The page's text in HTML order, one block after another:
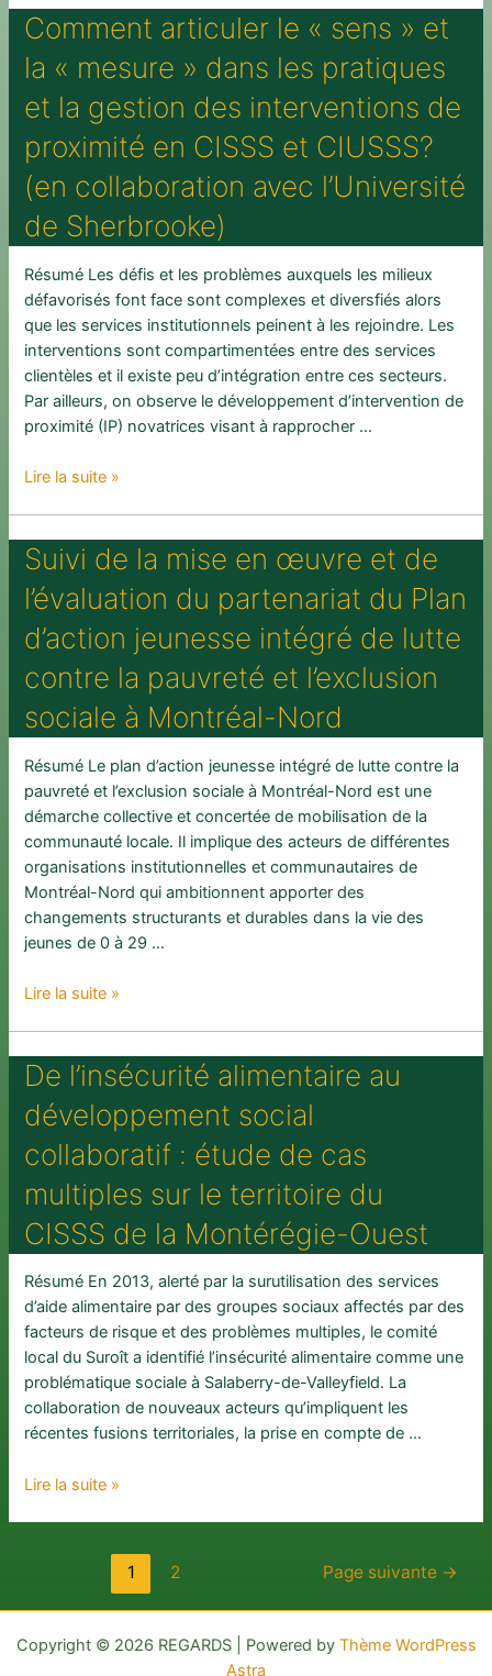
premières
années
de
de
l’enfant
d’une
intersectorielle
visant
le
développement
global
d’enfants
de
0
à
5
ans
vivant
en
situation
de
Comment articuler le « sens » et
la « mesure » dans les pratiques
et la gestion des interventions de
proximité en CISSS et CIUSSS?
(en collaboration avec l’Université
de Sherbrooke)
Résumé Les défis et les problèmes auxquels les milieux
défavorisés font face sont complexes et diversfiés alors
que les services institutionnels peinent à les rejoindre. Les
interventions sont compartimentées entre des services
clientèles et il existe peu d’intégration entre ces secteurs.
Par ailleurs, on observe le développement d’intervention de
proximité (IP) novatrices visant à rapprocher …
Comment
«
et
la
«
mesure
»
dans
pratiques
gestion
interventions
de
CISSS
et
CIUSSS?
(en
collaboration
avec
l’Université
de
Sherbrooke)
Lire la suite »
Suivi de la mise en œuvre et de
l’évaluation du partenariat du Plan
d’action jeunesse intégré de lutte
contre la pauvreté et l’exclusion
sociale à Montréal-Nord
Résumé Le plan d’action jeunesse intégré de lutte contre la
pauvreté et l’exclusion sociale à Montréal-Nord est une
démarche collective et concertée de mobilisation de la
communauté locale. Il implique des acteurs de différentes
organisations institutionnelles et communautaires de
Montréal-Nord qui ambitionnent apporter des
changements structurants et durables dans la vie des
jeunes de 0 à 29 …
Suivi
mise
œuvre
et
de
l’évaluation
du
partenariat
du
Plan
d’action
jeunesse
intégré
de
lutte
pauvreté
et
Nord
Lire la suite »
De l’insécurité alimentaire au
développement social
collaboratif : étude de cas
multiples sur le territoire du
CISSS de la Montérégie-Ouest
Résumé En 2013, alerté par la surutilisation des services
d’aide alimentaire par des groupes sociaux affectés par des
facteurs de risque et des problèmes multiples, le comité
local du Suroît a identifié l’insécurité alimentaire comme une
problématique sociale à Salaberry-de-Valleyfield. La
collaboration de nouveaux acteurs qu’impliquent les
récentes fusions territoriales, la prise en compte de …
De
développement
social
collaboratif
Lire la suite »
publications
1 2 Page suivante →
Copyright © 2026 REGARDS | Powered by Thème WordPress
Astra